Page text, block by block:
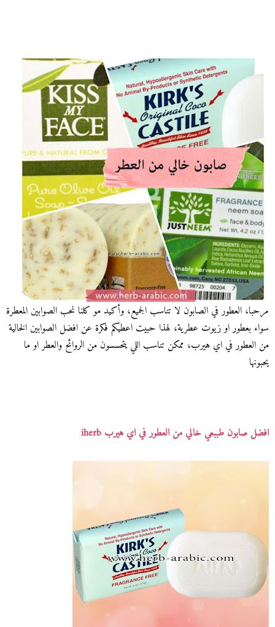
مرحبا، العطور في الصابون لا تناسب الجميع، وأكيد مو كلنا نحب الصوابين المعطرة
سواء بعطور او زيوت عطرية، لهذا حبيت اعطيكم فكرة عن افضل الصوابين الخالية
من العطور في اي هيرب، ممكن تناسب اللي يتحسسون من الروائح والعطر او ما
يحبونها
افضل صابون طببعي خالي من العطور في اي هيرب iherb